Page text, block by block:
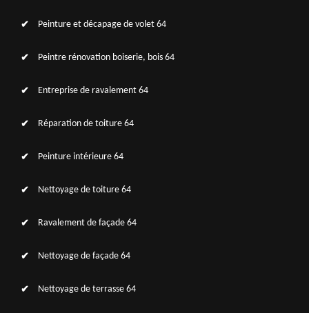
Peinture et décapage de volet 64
Peintre rénovation boiserie, bois 64
Entreprise de ravalement 64
Réparation de toiture 64
Peinture intérieure 64
Nettoyage de toiture 64
Ravalement de façade 64
Nettoyage de façade 64
Nettoyage de terrasse 64